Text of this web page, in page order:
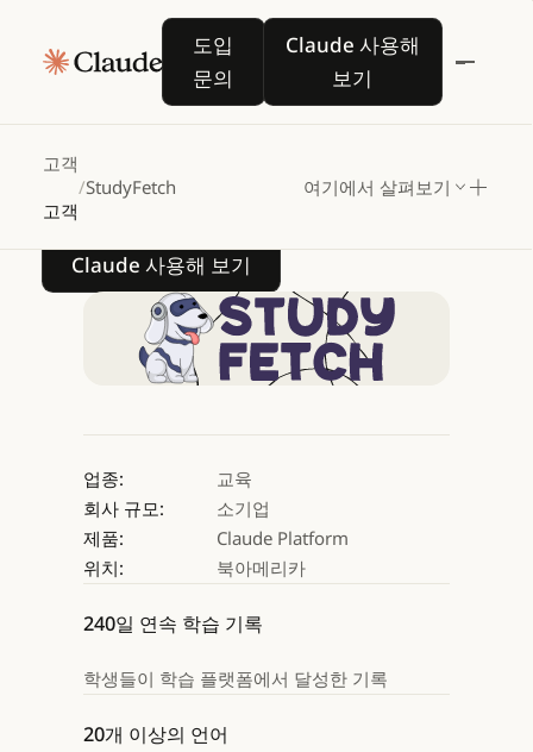
도입
문의
도입 문의
Claude 사용해
보기
Claude 사용해 보기
고객
고객
/StudyFetch 여기에서 살펴보기
StudyFetch,Claude로
수백만 학생에게 AI
기반맞춤형학습을
지원하다
Claude 사용해 보기
Claude 사용해 보기
업종:
교육
회사 규모:
소기업
제품:
Claude Platform
위치:
북아메리카
240일 연속 학습 기록
학생들이 학습 플랫폼에서 달성한 기록
20개 이상의 언어